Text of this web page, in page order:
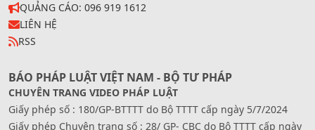
QUẢNG CÁO: 096 919 1612
LIÊN HỆ
RSS
BÁO PHÁP LUẬT VIỆT NAM - BỘ TƯ PHÁP
CHUYÊN TRANG VIDEO PHÁP LUẬT
Giấy phép số : 180/GP-BTTTT do Bộ TTTT cấp ngày 5/7/2024
Giấy phép Chuyên trang số : 28/ GP- CBC do Bộ TTTT cấp ngày